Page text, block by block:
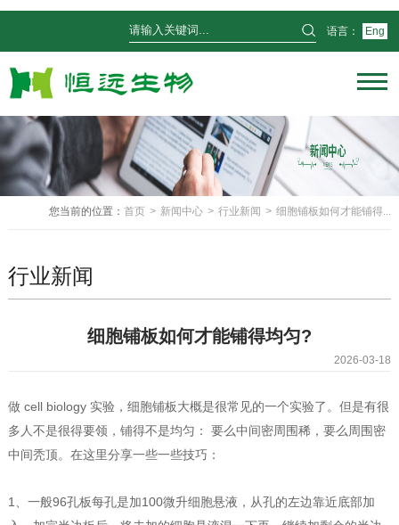
语言： Eng
您当前的位置：首页 > 新闻中心 > 行业新闻 > 细胞铺板如何才能铺得...
行业新闻
细胞铺板如何才能铺得均匀?
2026-03-18
做 cell biology 实验，细胞铺板大概是很常见的一个实验了。但是有很
多人不是很得要领，铺得不是均匀： 要么中间密周围稀，要么周围密
中间秃顶。在这里分享一些一些技巧：
1、一般96孔板每孔是加100微升细胞悬液，从孔的左边靠近底部加